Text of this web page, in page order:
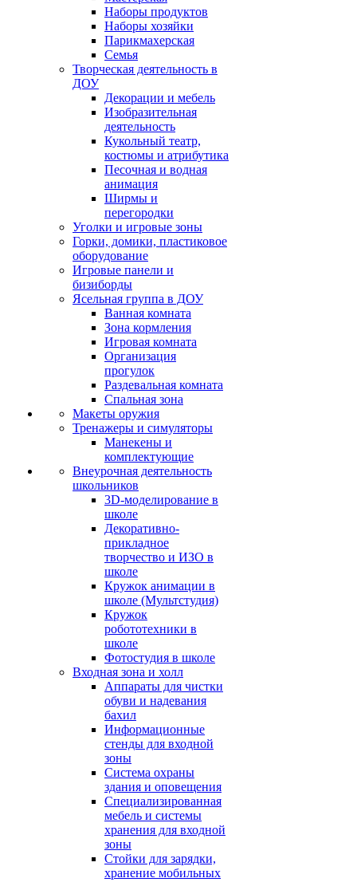
Наборы продуктов
Наборы хозяйки
Парикмахерская
Семья
Творческая деятельность в
ДОУ
Декорации и мебель
Изобразительная
деятельность
Кукольный театр,
костюмы и атрибутика
Песочная и водная
анимация
Ширмы и
перегородки
Уголки и игровые зоны
Горки, домики, пластиковое
оборудование
Игровые панели и
бизиборды
Ясельная группа в ДОУ
Ванная комната
Зона кормления
Игровая комната
Организация
прогулок
Раздевальная комната
Спальная зона
Макеты оружия
Тренажеры и симуляторы
Манекены и
комплектующие
Внеурочная деятельность
школьников
3D-моделирование в
школе
Декоративно-
прикладное
творчество и ИЗО в
школе
Кружок анимации в
школе (Мультстудия)
Кружок
робототехники в
школе
Фотостудия в школе
Входная зона и холл
Аппараты для чистки
обуви и надевания
бахил
Информационные
стенды для входной
зоны
Система охраны
здания и оповещения
Специализированная
мебель и системы
хранения для входной
зоны
Стойки для зарядки,
хранение мобильных